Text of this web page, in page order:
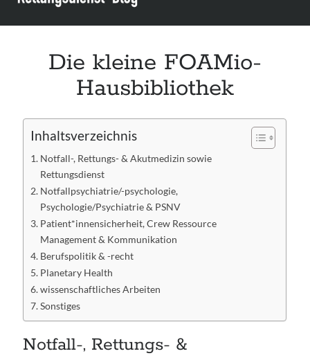
Leitlinie „Bauchschmerz bei Kindern und Jugendlichen – Bildgebende
Leitlinie „Kopfschmerzen bei Kindern und Jugendlichen – Bildgebende
Diagnostik“ der GPR
Die kleine FOAMio-
Hausbibliothek
Inhaltsverzeichnis
Notfall-, Rettungs- & Akutmedizin sowie
Rettungsdienst
Notfallpsychiatrie/-psychologie,
Psychologie/Psychiatrie & PSNV
Patient*innensicherheit, Crew Ressource
Management & Kommunikation
Berufspolitik & -recht
Planetary Health
wissenschaftliches Arbeiten
Sonstiges
Notfall-, Rettungs- &